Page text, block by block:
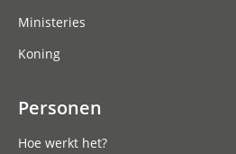
Ministeries
Koning
Personen
Hoe werkt het?